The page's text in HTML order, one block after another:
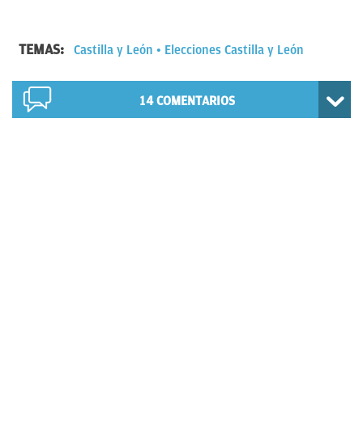
TEMAS: Castilla y León Elecciones Castilla y León
14COMENTARIOS